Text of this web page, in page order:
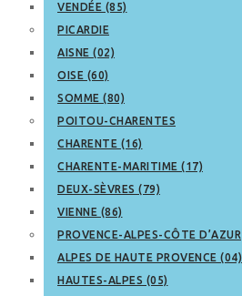
VENDÉE (85)
PICARDIE
AISNE (02)
OISE (60)
SOMME (80)
POITOU-CHARENTES
CHARENTE (16)
CHARENTE-MARITIME (17)
DEUX-SÈVRES (79)
VIENNE (86)
PROVENCE-ALPES-CÔTE D’AZUR
ALPES DE HAUTE PROVENCE (04)
HAUTES-ALPES (05)